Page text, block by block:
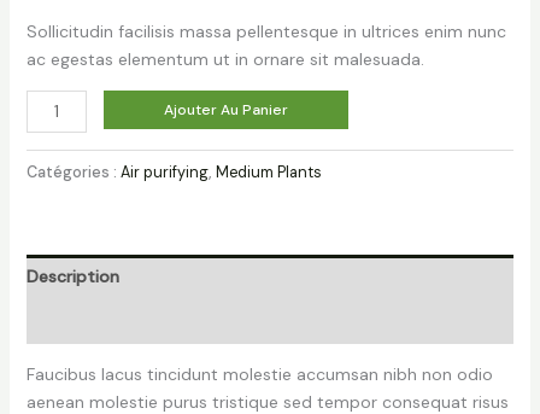
Sollicitudin facilisis massa pellentesque in ultrices enim nunc
ac egestas elementum ut in ornare sit malesuada.
quantité
de
Japanese
Ajouter Au Panier
Catégories : Air purifying, Medium Plants
Description
Faucibus lacus tincidunt molestie accumsan nibh non odio
aenean molestie purus tristique sed tempor consequat risus